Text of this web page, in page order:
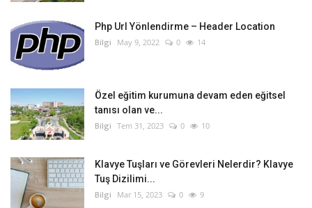
Php Url Yönlendirme – Header Location
Bilgi May 9, 2022 0 14
Özel eğitim kurumuna devam eden eğitsel
tanısı olan ve...
Bilgi Tem 31, 2023 0 10
Klavye Tuşları ve Görevleri Nelerdir? Klavye
Tuş Dizilimi...
Bilgi Mar 15, 2023 0 9